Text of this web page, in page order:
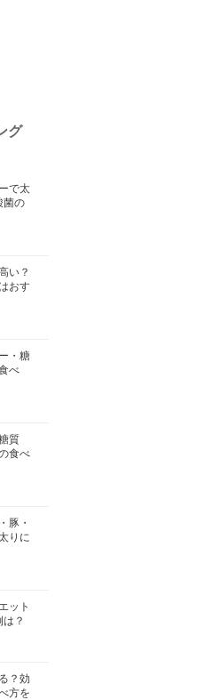
グ
で太
菌の
い？
おす
・糖
べ
質
食べ
豚・
りに
ット
？
？効
方を